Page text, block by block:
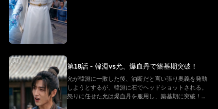
AI
第18話 - 韓淵vs允、爆血丹で築基期突破！
允が韓淵に一敗した後、油断だと言い張り奥義を発動
しようとするが、韓淵に石でヘッドショットされる。
怒りに任せた允は爆血丹を服用し、築基期に突破！天
一城には城主以外で止められる者がいない危機が迫